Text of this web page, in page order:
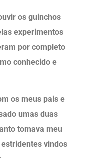
os guinchos
experimentos
por completo
conhecido e
os meus pais e
umas duas
tomava meu
vindos